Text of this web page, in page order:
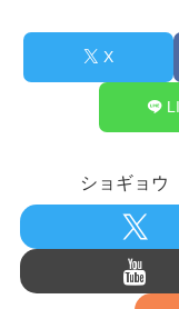
X
ショギョウ